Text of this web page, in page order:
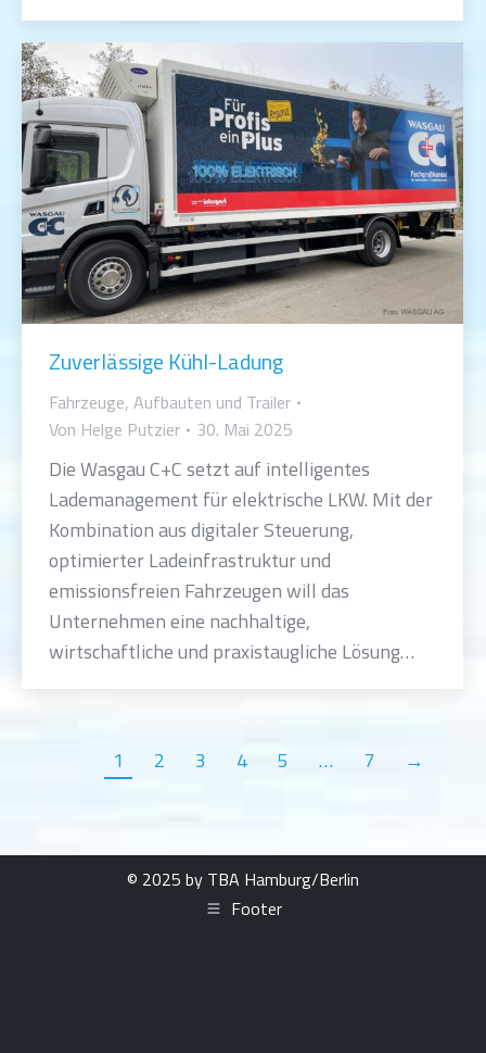
Zuverlässige Kühl-Ladung
Fahrzeuge, Aufbauten und Trailer
Von Helge Putzier 30. Mai 2025
Die Wasgau C+C setzt auf intelligentes
Lademanagement für elektrische LKW. Mit der
Kombination aus digitaler Steuerung,
optimierter Ladeinfrastruktur und
emissionsfreien Fahrzeugen will das
Unternehmen eine nachhaltige,
wirtschaftliche und praxistaugliche Lösung…
1 2 3 4 5 … 7 →
© 2025 by TBA Hamburg/Berlin
Footer